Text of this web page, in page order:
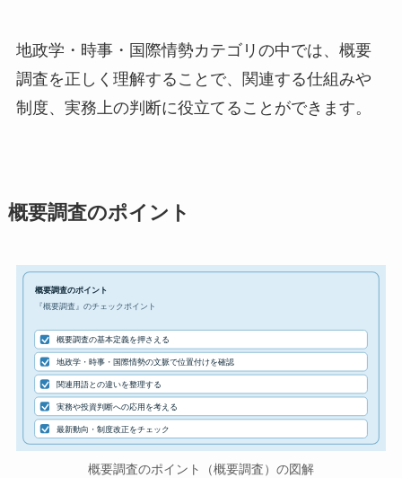
地政学・時事・国際情勢カテゴリの中では、概要
調査を正しく理解することで、関連する仕組みや
制度、実務上の判断に役立てることができます。
概要調査のポイント
概要調査のポイント
『概要調査』のチェックポイント
概要調査の基本定義を押さえる
地政学・時事・国際情勢の文脈で位置付けを確認
関連用語との違いを整理する
実務や投資判断への応用を考える
最新動向・制度改正をチェック
概要調査のポイント（概要調査）の図解